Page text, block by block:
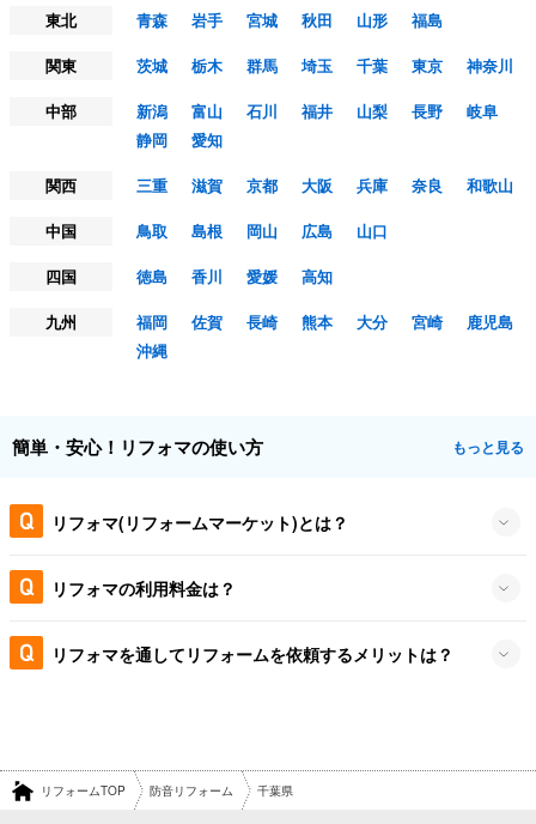
東北
青森 岩手 宮城 秋田 山形
福島
関東
茨城 栃木 群馬 埼玉 千葉 東京
神奈川
中部
新潟 富山 石川 福井 山梨 長野
岐阜
静岡
愛知
関西
三重 滋賀 京都 大阪 兵庫 奈良
和歌山
中国
鳥取 島根 岡山 広島
山口
四国
徳島 香川 愛媛
高知
九州
福岡 佐賀 長崎 熊本 大分 宮崎
鹿児島
沖縄
簡単・安心！リフォマの使い方 もっと見る
リフォマ(リフォームマーケット)とは？
リフォマの利用料金は？
リフォマを通してリフォームを依頼するメリットは？
リフォームTOP 防音リフォーム 千葉県